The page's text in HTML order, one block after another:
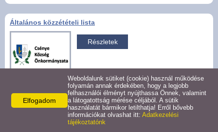
Civil szervezetek
Közművelődés
Turizmus
Látnivalók
Általános közzétételi lista
Részletek
Adatvédelmi tisztviselő, információbiztonsági f...
Részletek
Elfogadom
Weboldalunk sütiket (cookie) használ működése
folyamán annak érdekében, hogy a legjobb
felhasználói élményt nyújthassa Önnek, valamint
a látogatottság mérése céljából. A sütik
használatát bármikor letilthatja! Erről bővebb
információkat olvashat itt: Adatkezelési
tájékoztatónk